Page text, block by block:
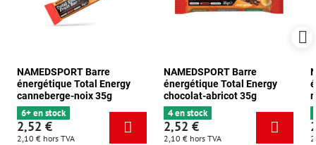
NAMEDSPORT Barre
énergétique Total Energy
canneberge-noix 35g
6+ en stock
2,52 €
2,10 € hors TVA
NAMEDSPORT Barre
énergétique Total Energy
chocolat-abricot 35g
4 en stock
2,52 €
2,10 € hors TVA